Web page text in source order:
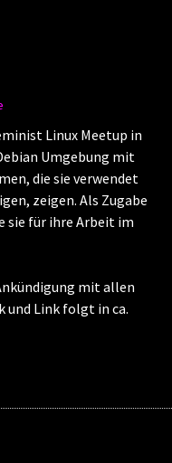
Linux Meetup in
Umgebung mit
die sie verwendet
zeigen. Als Zugabe
sie für ihre Arbeit im
mit allen
Link folgt in ca.